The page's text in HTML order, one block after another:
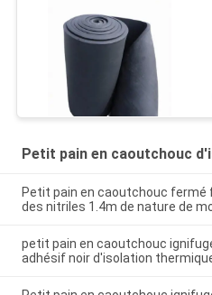
Petit pain en caoutchouc
Petit pain en caoutchouc fermé
des nitriles 1.4m de nature de
petit pain en caoutchouc
adhésif noir d'isolation